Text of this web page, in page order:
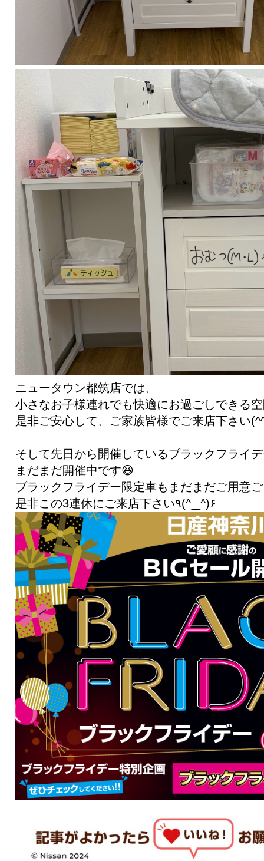
ニュータウン都筑店では、
小さなお子様連れでも快適にお過ごしできる
是非ご安心して、ご家族皆様でご来店下さい
そして先日から開催しているブラックフライ
まだまだ開催中です😆
ブラックフライデー限定車もまだまだご用意
是非この3連休にご来店下さい٩(^‿^)۶